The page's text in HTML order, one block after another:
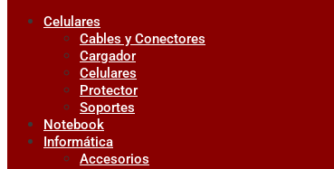
Celulares
Cables y Conectores
Cargador
Celulares
Protector
Soportes
Notebook
Informática
Accesorios